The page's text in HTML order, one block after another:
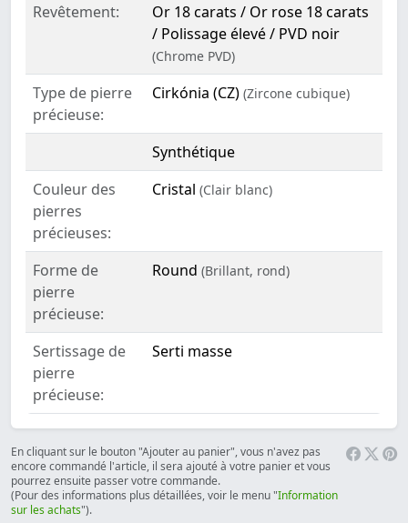
Revêtement:
Or 18 carats / Or rose 18 carats
/ Polissage élevé / PVD noir
(Chrome PVD)
Type de pierre
précieuse:
Cirkónia (CZ) (Zircone cubique)
Synthétique
Couleur des
pierres
précieuses:
Cristal (Clair blanc)
Forme de
pierre
précieuse:
Round (Brillant, rond)
Sertissage de
pierre
précieuse:
Serti masse
En cliquant sur le bouton "Ajouter au panier", vous n'avez pas
encore commandé l'article, il sera ajouté à votre panier et vous
pourrez ensuite passer votre commande.
(Pour des informations plus détaillées, voir le menu "Information
sur les achats").